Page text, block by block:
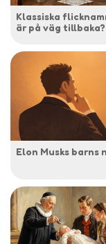
Klassiska
är på väg tillbaka?
Elon Musks barns